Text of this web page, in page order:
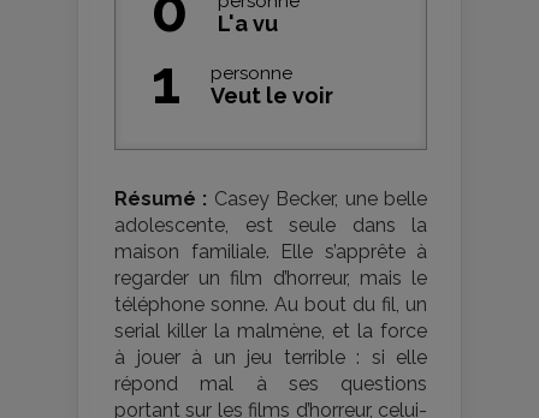
L'a vu
1 personne
Veut le voir
Résumé : Casey Becker, une belle
adolescente, est seule dans la
maison familiale. Elle s’apprête à
regarder un film d’horreur, mais le
téléphone sonne. Au bout du fil, un
serial killer la malmène, et la force
à jouer à un jeu terrible : si elle
répond mal à ses questions
portant sur les films d’horreur, celui-